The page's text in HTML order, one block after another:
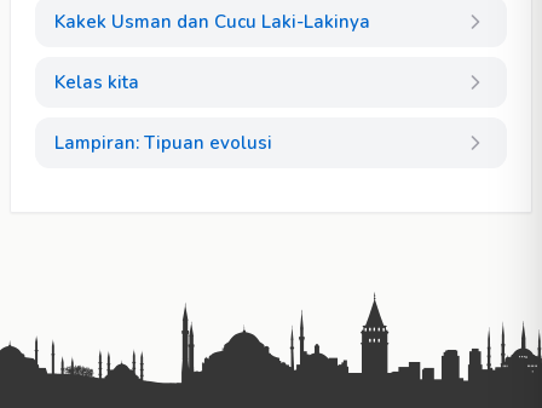
Kakek Usman dan Cucu Laki-Lakinya
Kelas kita
Lampiran: Tipuan evolusi